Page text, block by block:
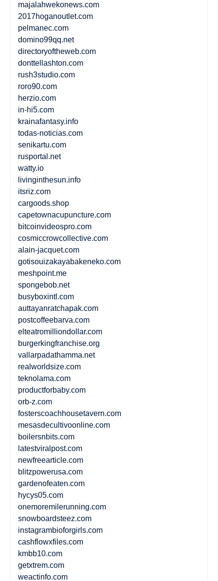
majalahwekonews.com
2017hoganoutlet.com
pelmanec.com
domino99qq.net
directoryoftheweb.com
donttellashton.com
rush3studio.com
roro90.com
herzio.com
in-hi5.com
krainafantasy.info
todas-noticias.com
senikartu.com
rusportal.net
watty.io
livinginthesun.info
itsriz.com
cargoods.shop
capetownacupuncture.com
bitcoinvideospro.com
cosmiccrowcollective.com
alain-jacquet.com
gotisouizakayabakeneko.com
meshpoint.me
spongebob.net
busyboxintl.com
auttayanratchapak.com
postcoffeebarva.com
elteatromilliondollar.com
burgerkingfranchise.org
vallarpadathamma.net
realworldsize.com
teknolama.com
productforbaby.com
orb-z.com
fosterscoachhousetavern.com
mesasdecultivoonline.com
boilersnbits.com
latestviralpost.com
newfreearticle.com
blitzpowerusa.com
gardenofeaten.com
hycys05.com
onemoremilerunning.com
snowboardsteez.com
instagrambioforgirls.com
cashflowxfiles.com
kmbb10.com
getxtrem.com
weactinfo.com